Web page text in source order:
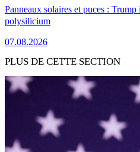
Panneaux solaires et puces :
polysilicium
07.08.2026
PLUS DE CETTE SECTION